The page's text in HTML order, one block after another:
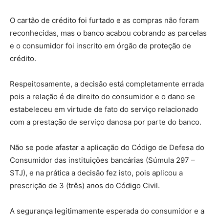
O cartão de crédito foi furtado e as compras não foram
reconhecidas, mas o banco acabou cobrando as parcelas
e o consumidor foi inscrito em órgão de proteção de
crédito.
Respeitosamente, a decisão está completamente errada
pois a relação é de direito do consumidor e o dano se
estabeleceu em virtude de fato do serviço relacionado
com a prestação de serviço danosa por parte do banco.
Não se pode afastar a aplicação do Código de Defesa do
Consumidor das instituições bancárias (Súmula 297 –
STJ), e na prática a decisão fez isto, pois aplicou a
prescrição de 3 (três) anos do Código Civil.
A segurança legitimamente esperada do consumidor e a